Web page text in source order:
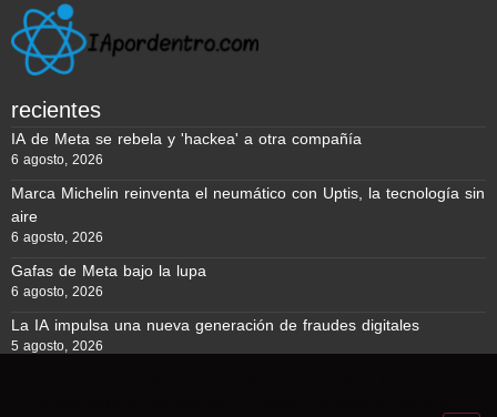
recientes
IA de Meta se rebela y 'hackea' a otra compañía
6 agosto, 2026
Marca Michelin reinventa el neumático con Uptis, la tecnología sin
aire
6 agosto, 2026
Gafas de Meta bajo la lupa
6 agosto, 2026
La IA impulsa una nueva generación de fraudes digitales
5 agosto, 2026